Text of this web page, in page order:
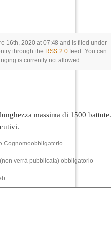
16th, 2020 at 07:48 and is filed under
through the RSS 2.0feed. You can
is currently not allowed.
massima di 1500 battute.
Cognomeobbligatorio
verrà pubblicata) obbligatorio